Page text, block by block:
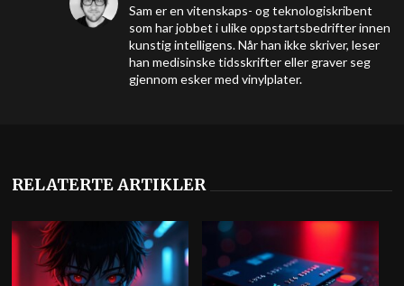
Sam er en vitenskaps- og teknologiskribent
som har jobbet i ulike oppstartsbedrifter innen
kunstig intelligens. Når han ikke skriver, leser
han medisinske tidsskrifter eller graver seg
gjennom esker med vinylplater.
RELATERTE ARTIKLER